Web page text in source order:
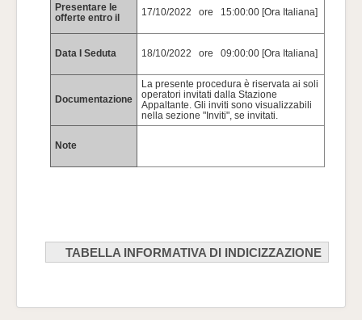
Presentare le
offerte entro il
17/10/2022 ore 15:00:00 [Ora Italiana]
Data I Seduta 18/10/2022 ore 09:00:00 [Ora Italiana]
Documentazione
La presente procedura è riservata ai soli
operatori invitati dalla Stazione
Appaltante. Gli inviti sono visualizzabili
nella sezione "Inviti", se invitati.
Note
TABELLA INFORMATIVA DI INDICIZZAZIONE